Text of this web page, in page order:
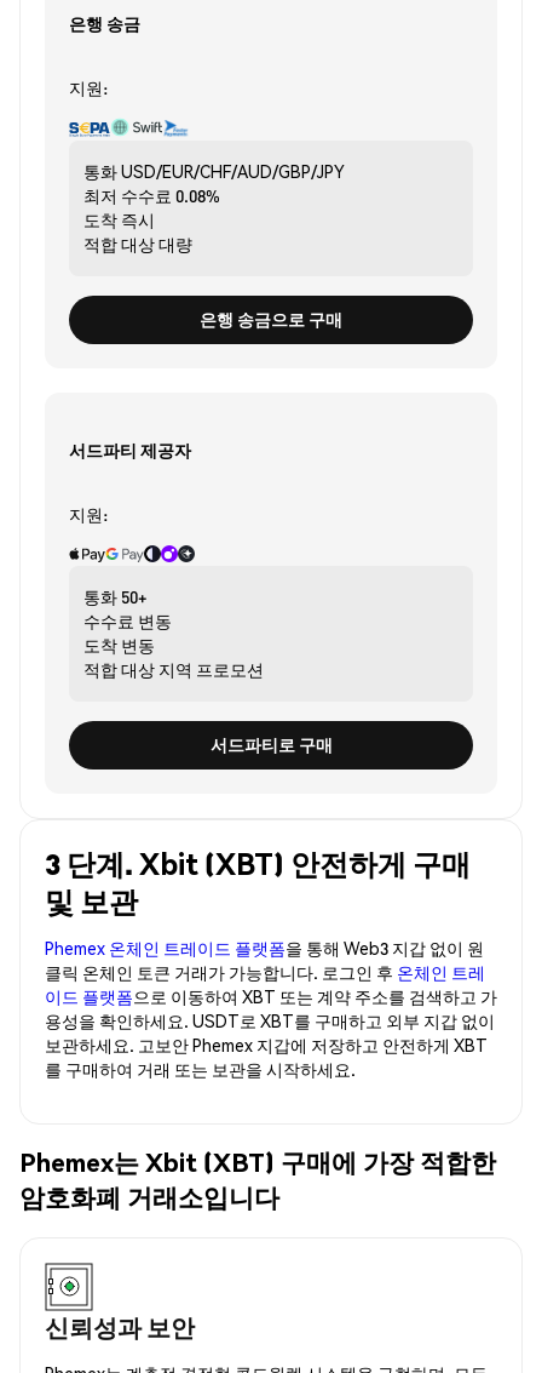
은행 송금
지원:
통화USD/EUR/CHF/AUD/GBP/JPY
최저 수수료 0.08%
도착 즉시
적합 대상대량
은행 송금으로 구매
서드파티 제공자
지원:
통화 50+
수수료 변동
도착 변동
적합 대상 지역 프로모션
서드파티로 구매
3 단계. Xbit (XBT) 안전하게 구매
및 보관
Phemex 온체인 트레이드 플랫폼을 통해 Web3 지갑 없이 원
클릭 온체인 토큰 거래가 가능합니다. 로그인 후 온체인 트레
이드 플랫폼으로 이동하여 XBT 또는 계약 주소를 검색하고 가
용성을 확인하세요. USDT로 XBT를 구매하고 외부 지갑 없이
보관하세요. 고보안 Phemex 지갑에 저장하고 안전하게 XBT
를 구매하여 거래 또는 보관을 시작하세요.
Phemex는 Xbit (XBT) 구매에 가장 적합한
암호화폐 거래소입니다
신뢰성과 보안